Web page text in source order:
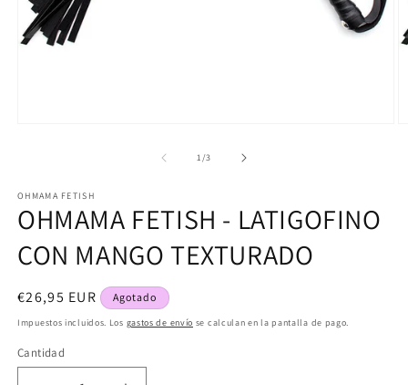
una
ventana
modal
1/de
3
OHMAMA FETISH
OHMAMA FETISH - LATIGOFINO
CON MANGO TEXTURADO
Precio
habitual
€26,95 EUR Agotado
Impuestos incluidos. Los gastos de envío se calculan en la pantalla de pago.
Cantidad